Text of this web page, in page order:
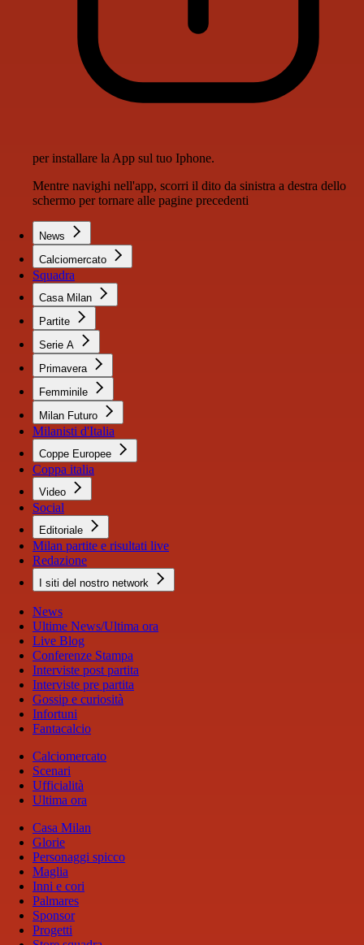
per installare la App sul tuo Iphone.
Mentre navighi nell'app, scorri il dito da sinistra a destra dello
schermo per tornare alle pagine precedenti
News
Calciomercato
Squadra
Casa Milan
Partite
Serie A
Primavera
Femminile
Milan Futuro
Milanisti d'Italia
Coppe Europee
Coppa italia
Video
Social
Editoriale
Milan partite e risultati live
Redazione
I siti del nostro network
News
Ultime News/Ultima ora
Live Blog
Conferenze Stampa
Interviste post partita
Interviste pre partita
Gossip e curiosità
Infortuni
Fantacalcio
Calciomercato
Scenari
Ufficialità
Ultima ora
Casa Milan
Glorie
Personaggi spicco
Maglia
Inni e cori
Palmares
Sponsor
Progetti